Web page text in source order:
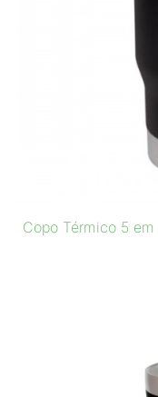
Copo Térmico 5